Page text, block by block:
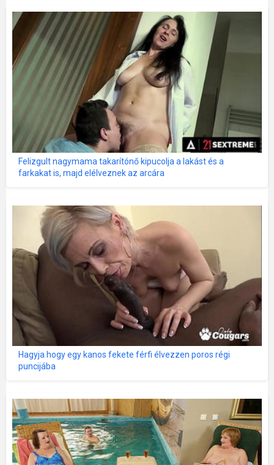
Felizgult nagymama takarítónő kipucolja a lakást és a
farkakat is, majd elélveznek az arcára
Hagyja hogy egy kanos fekete férfi élvezzen poros régi
puncijába